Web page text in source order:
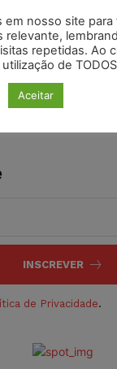
de Justiça
por dois anos
INSCREVER
de Privacidade.
em nosso site para
relevante,
repetidas. Ao
de
Aceitar